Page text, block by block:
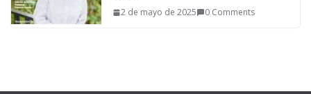
2 de mayo de 2025 0 Comments